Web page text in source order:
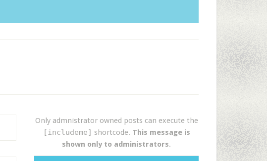
Only admnistrator owned posts can execute the
[includeme] shortcode. This message is
shown only to administrators.